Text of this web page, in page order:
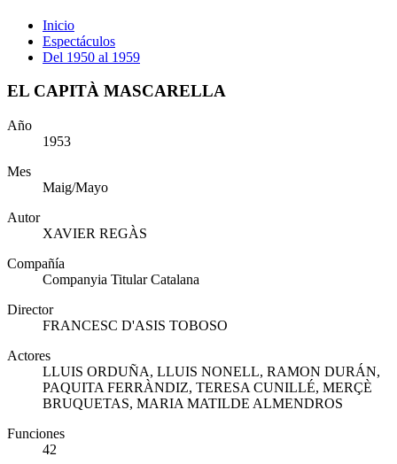
Inicio
Espectáculos
Del 1950 al 1959
EL CAPITÀ MASCARELLA
Año
1953
Mes
Maig/Mayo
Autor
XAVIER REGÀS
Compañía
Companyia Titular Catalana
Director
FRANCESC D'ASIS TOBOSO
Actores
LLUIS ORDUÑA, LLUIS NONELL, RAMON DURÁN,
PAQUITA FERRÀNDIZ, TERESA CUNILLÉ, MERÇÈ
BRUQUETAS, MARIA MATILDE ALMENDROS
Funciones
42